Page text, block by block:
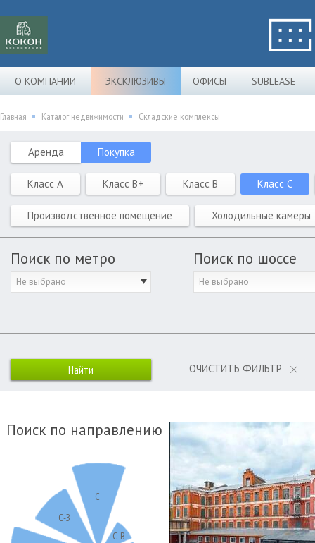
О КОМПАНИИ ЭКСКЛЮЗИВЫ ОФИСЫ SUBLEASE
Главная Каталог недвижимости Складские комплексы
Аренда Покупка
Класс A Класс B+ Класс B Класс C
Производственное помещение Холодильные камеры
Поиск по метро
Не выбрано
Поиск по шоссе
Не выбрано
ОЧИСТИТЬ ФИЛЬТР
Поиск по направлению
С
С-В
С-З